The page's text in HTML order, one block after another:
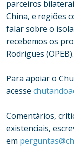
parceiros
China, e regiões
falar sobre o
recebemos os
Rodrigues
Para apoiar o
acesse
Comentários,
existenciais,
em